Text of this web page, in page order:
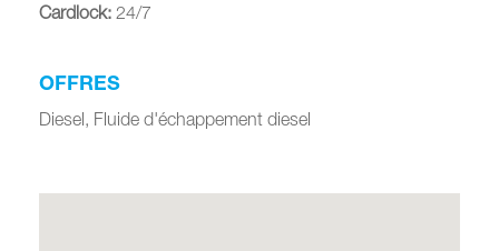
Cardlock: 24/7
OFFRES
Diesel, Fluide d'échappement diesel